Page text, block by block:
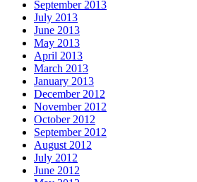
September 2013
July 2013
June 2013
May 2013
April 2013
March 2013
January 2013
December 2012
November 2012
October 2012
September 2012
August 2012
July 2012
June 2012